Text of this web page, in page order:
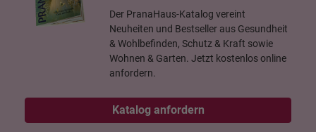
Der PranaHaus-Katalog vereint
Neuheiten und Bestseller aus Gesundheit
& Wohlbefinden, Schutz & Kraft sowie
Wohnen & Garten. Jetzt kostenlos online
anfordern.
Katalog anfordern